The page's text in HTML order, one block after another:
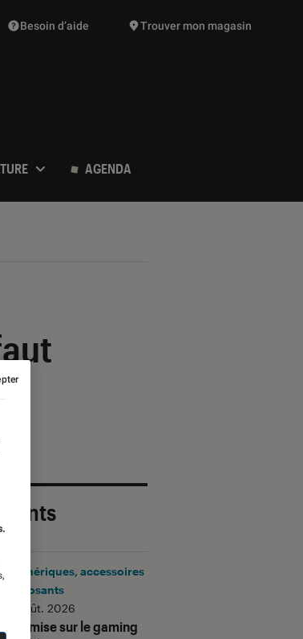
de produits vont vous être proposées
Besoin d’aide Trouver mon magasin
AGENDA
mise sur le gaming
accessoires
composants
06 août. 2026